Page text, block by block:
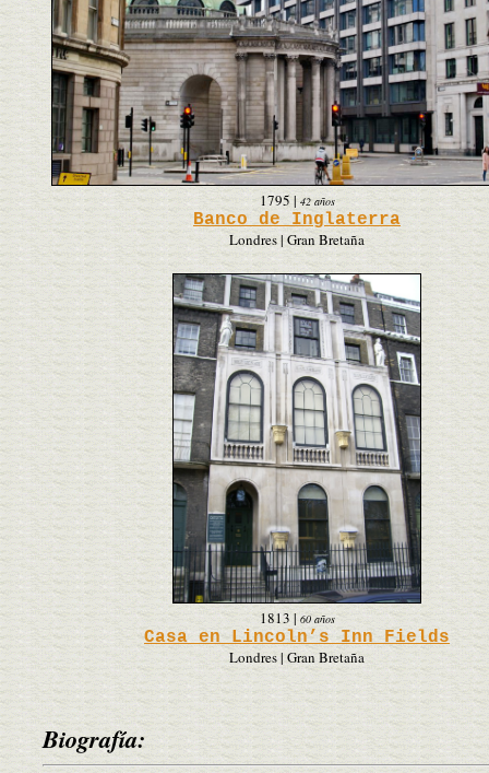
1795 |42 años
Banco de Inglaterra
Londres | Gran Bretaña
1813 | 60 años
Casa en Lincoln’s Inn Fields
Londres | Gran Bretaña
Biografía: